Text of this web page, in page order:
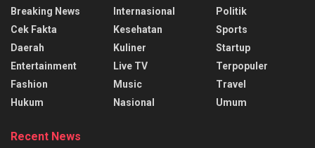
Breaking News
Cek Fakta
Daerah
Entertainment
Fashion
Hukum
Internasional
Kesehatan
Kuliner
Live TV
Music
Nasional
Politik
Sports
Startup
Terpopuler
Travel
Umum
Recent News